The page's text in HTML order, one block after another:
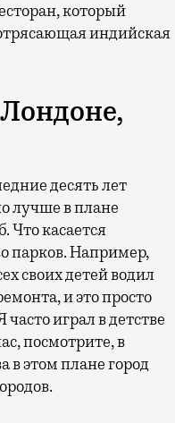
который
индийская
десять лет
лучше в плане
Что касается
парков. Например,
своих детей водил
и это просто
играл в детстве
посмотрите, в
в этом плане город